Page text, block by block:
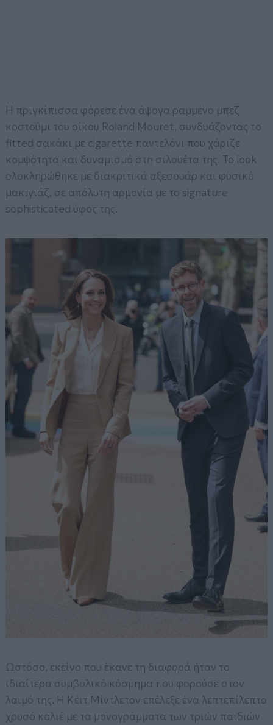
Η πριγκίπισσα φόρεσε ένα άψογα ραμμένο μπεζ
κοστούμι του οίκου Roland Mouret, συνδυάζοντας το
fitted σακάκι με cigarette παντελόνι που χάριζε
κομψότητα και δυναμισμό στη σιλουέτα της. Το look
ολοκληρώθηκε με διακριτικά αξεσουάρ και φυσικό
μακιγιάζ, σε απόλυτη αρμονία με το signature
sophisticated ύφος της.
Ωστόσο, εκείνο που έκανε τη διαφορά ήταν το
ιδιαίτερα συμβολικό κόσμημα που φορούσε στον
λαιμό της. Η Κέιτ Μίντλετον επέλεξε ένα λεπτεπίλεπτο
χρυσό κολιέ με τα μονογράμματα των τριών παιδιών